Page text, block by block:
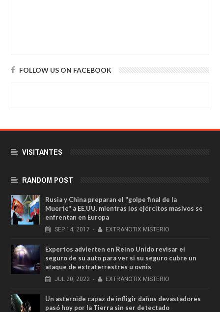
FOLLOW US ON FACEBOOK
VISITANTES
RANDOM POST
Rusia y China preparan el "golpe final de la
Muerte" a EE.UU. mientras los ejércitos masivos se
enfrentan en Europa
SEP 14, 2017 - EXTRANOTIX MISTERIO
Expertos advierten en Reino Unido revisar el
seguro de su auto para ver si su seguro cubre un
ataque de extraterrestres u ovnis
JUL 20, 2022 - EXTRANOTIX MISTERIO
Un asteroide capaz de infligir daños devastadores
pasó hoy por la Tierra sin ser detectado